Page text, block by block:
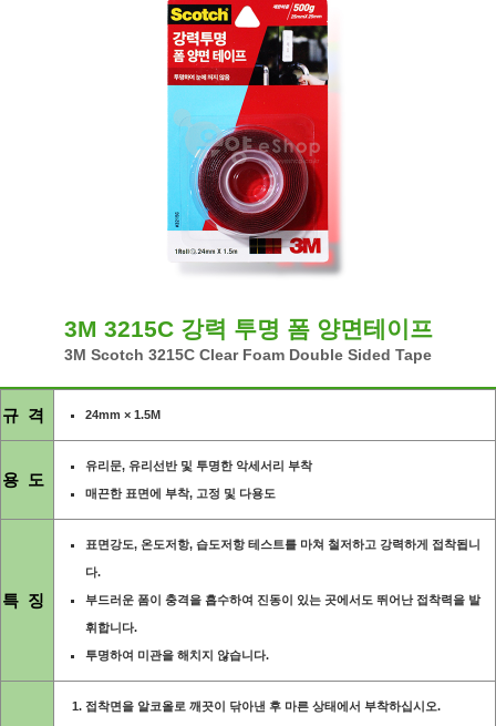
3M 3215C 강력 투명 폼 양면테이프
3M Scotch 3215C Clear Foam Double Sided Tape
규 격 24mm × 1.5M
용 도
유리문, 유리선반 및 투명한 악세서리 부착
매끈한 표면에 부착, 고정 및 다용도
특 징
표면강도, 온도저항, 습도저항 테스트를 마쳐 철저하고 강력하게 접착됩니
다.
부드러운 폼이 충격을 흡수하여 진동이 있는 곳에서도 뛰어난 접착력을 발
휘합니다.
투명하여 미관을 해치지 않습니다.
접착면을 알코올로 깨끗이 닦아낸 후 마른 상태에서 부착하십시오.